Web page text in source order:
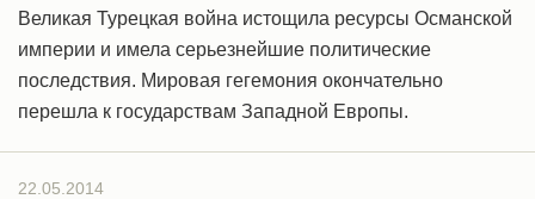
Великая Турецкая война истощила ресурсы Османской
империи и имела серьезнейшие политические
последствия. Мировая гегемония окончательно
перешла к государствам Западной Европы.
22.05.2014